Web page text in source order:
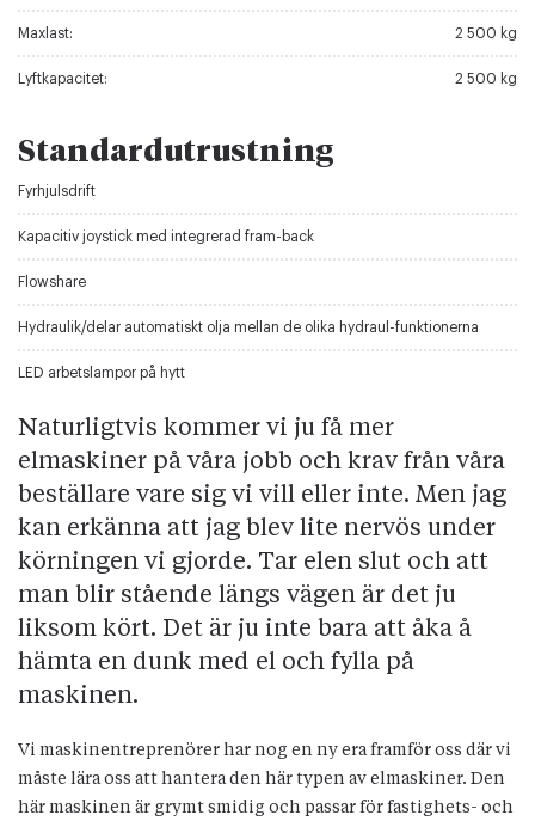
Maxlast: 2 500 kg
Lyftkapacitet: 2 500 kg
Standardutrustning
Fyrhjulsdrift
Kapacitiv joystick med integrerad fram-back
Flowshare
Hydraulik/delar automatiskt olja mellan de olika hydraul-funktionerna
LED arbetslampor på hytt
Naturligtvis kommer vi ju få mer
elmaskiner på våra jobb och krav från våra
beställare vare sig vi vill eller inte. Men jag
kan erkänna att jag blev lite nervös under
körningen vi gjorde. Tar elen slut och att
man blir stående längs vägen är det ju
liksom kört. Det är ju inte bara att åka å
hämta en dunk med el och fylla på
maskinen.
Vi maskinentreprenörer har nog en ny era framför oss där vi
måste lära oss att hantera den här typen av elmaskiner. Den
här maskinen är grymt smidig och passar för fastighets- och